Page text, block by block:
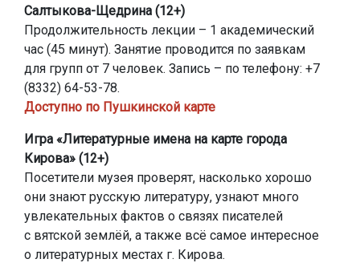
Салтыкова-Щедрина (12+)
Продолжительность лекции – 1 академический
час (45 минут). Занятие проводится по заявкам
для групп от 7 человек. Запись – по телефону: +7
(8332) 64-53-78.
Доступно по Пушкинской карте
Игра «Литературные имена на карте города
Кирова» (12+)
Посетители музея проверят, насколько хорошо
они знают русскую литературу, узнают много
увлекательных фактов о связях писателей
с вятской землёй, а также всё самое интересное
о литературных местах г. Кирова.